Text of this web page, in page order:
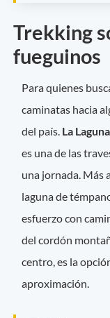
Trekking
fueguinos
Para quienes
caminatas hacia
del país. La
es una de las
una jornada. Más
laguna de
esfuerzo con
del cordón
centro, es la
aproximación.